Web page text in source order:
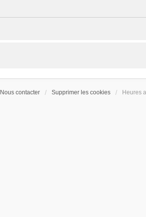
Nous contacter Supprimer les cookies Heures